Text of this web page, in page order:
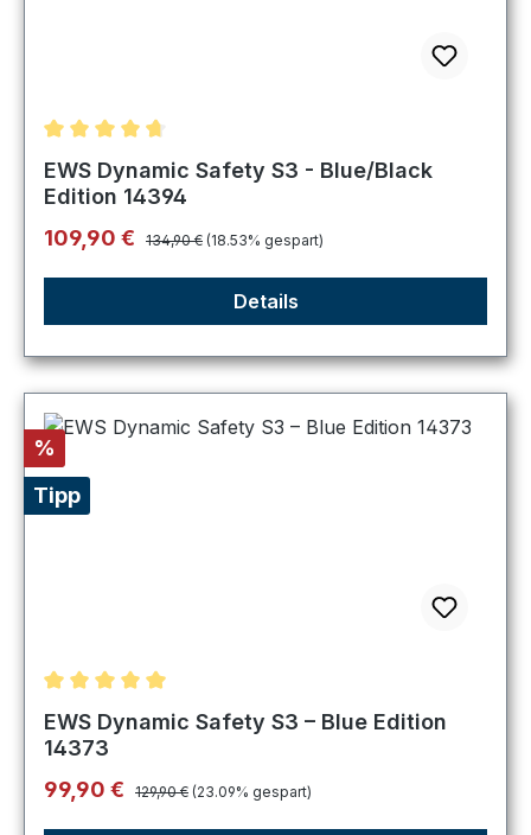
Durchschnittliche Bewertung von 4.75 von 5 Sternen
EWS Dynamic Safety S3 - Blue/Black
Edition 14394
Verkaufspreis:
109,90 € Regulärer Preis:
134,90 € (18.53% gespart)
Details
Rabatt
%
Tipp
Durchschnittliche Bewertung von 5 von 5 Sternen
EWS Dynamic Safety S3 – Blue Edition
14373
Verkaufspreis:
99,90 € Regulärer Preis:
129,90 € (23.09% gespart)